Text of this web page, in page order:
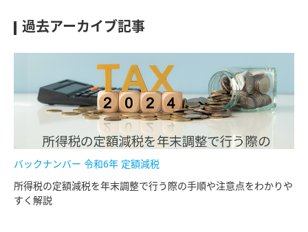
過去アーカイブ記事
バックナンバー 令和6年 定額減税
所得税の定額減税を年末調整で行う際の手順や注意点をわかりや
すく解説